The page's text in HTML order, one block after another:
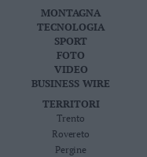
MONTAGNA
TECNOLOGIA
SPORT
FOTO
VIDEO
BUSINESS WIRE
TERRITORI
Trento
Rovereto
Pergine